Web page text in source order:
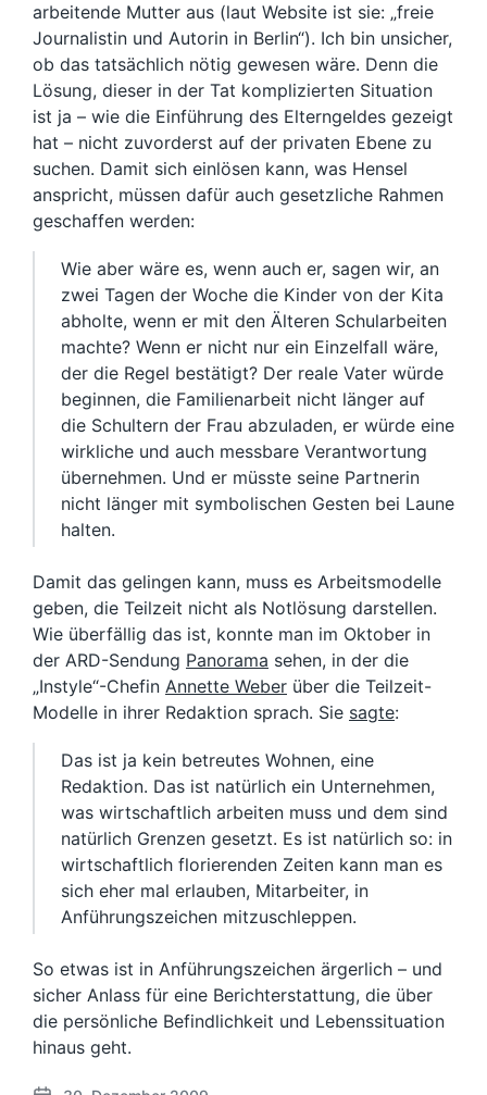
arbeitende Mutter aus (laut Website ist sie: „freie
Journalistin und Autorin in Berlin“). Ich bin unsicher,
ob das tatsächlich nötig gewesen wäre. Denn die
Lösung, dieser in der Tat komplizierten Situation
ist ja – wie die Einführung des Elterngeldes gezeigt
hat – nicht zuvorderst auf der privaten Ebene zu
suchen. Damit sich einlösen kann, was Hensel
anspricht, müssen dafür auch gesetzliche Rahmen
geschaffen werden:
Wie aber wäre es, wenn auch er, sagen wir, an
zwei Tagen der Woche die Kinder von der Kita
abholte, wenn er mit den Älteren Schularbeiten
machte? Wenn er nicht nur ein Einzelfall wäre,
der die Regel bestätigt? Der reale Vater würde
beginnen, die Familienarbeit nicht länger auf
die Schultern der Frau abzuladen, er würde eine
wirkliche und auch messbare Verantwortung
übernehmen. Und er müsste seine Partnerin
nicht länger mit symbolischen Gesten bei Laune
halten.
Damit das gelingen kann, muss es Arbeitsmodelle
geben, die Teilzeit nicht als Notlösung darstellen.
Wie überfällig das ist, konnte man im Oktober in
der ARD-Sendung Panorama sehen, in der die
„Instyle“-Chefin Annette Weber über die Teilzeit-
Modelle in ihrer Redaktion sprach. Sie sagte:
Das ist ja kein betreutes Wohnen, eine
Redaktion. Das ist natürlich ein Unternehmen,
was wirtschaftlich arbeiten muss und dem sind
natürlich Grenzen gesetzt. Es ist natürlich so: in
wirtschaftlich florierenden Zeiten kann man es
sich eher mal erlauben, Mitarbeiter, in
Anführungszeichen mitzuschleppen.
So etwas ist in Anführungszeichen ärgerlich – und
sicher Anlass für eine Berichterstattung, die über
die persönliche Befindlichkeit und Lebenssituation
hinaus geht.